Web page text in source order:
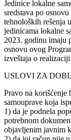
Jedinice lokalne
sredstava po
tehnoloških rešenja
jedinicama lokalne
2023. godinu imaju
osnovu ovog
izveštaja o
USLOVI ZA
Pravo na korišćenje
samouprave koja
1) da je podnela
potrebnom
objavljenim javnim